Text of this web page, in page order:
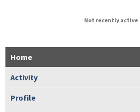
Not recently active
Home
Activity
Profile